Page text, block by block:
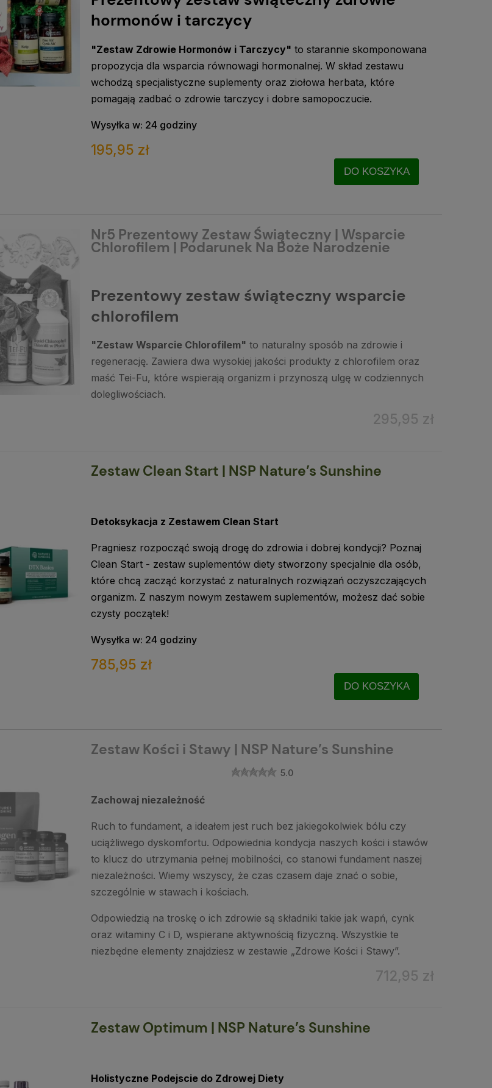
hormonów i tarczycy
"Zestaw Zdrowie Hormonów i Tarczycy" to starannie skomponowana
propozycja dla wsparcia równowagi hormonalnej. W skład zestawu
wchodzą specjalistyczne suplementy oraz ziołowa herbata, które
pomagają zadbać o zdrowie tarczycy i dobre samopoczucie.
Wysyłka w: 24 godziny
195,95 zł
DO KOSZYKA
Nr5 Prezentowy Zestaw Świąteczny | Wsparcie
Chlorofilem | Podarunek Na Boże Narodzenie
Prezentowy zestaw świąteczny wsparcie
chlorofilem
"Zestaw Wsparcie Chlorofilem" to naturalny sposób na zdrowie i
regenerację. Zawiera dwa wysokiej jakości produkty z chlorofilem oraz
maść Tei-Fu, które wspierają organizm i przynoszą ulgę w codziennych
dolegliwościach.
295,95 zł
Zestaw Clean Start | NSP Nature’s Sunshine
Detoksykacja z Zestawem Clean Start
Pragniesz rozpocząć swoją drogę do zdrowia i dobrej kondycji? Poznaj
Clean Start - zestaw suplementów diety stworzony specjalnie dla osób,
które chcą zacząć korzystać z naturalnych rozwiązań oczyszczających
organizm. Z naszym nowym zestawem suplementów, możesz dać sobie
czysty początek!
Wysyłka w: 24 godziny
785,95 zł
DO KOSZYKA
Zestaw Kości i Stawy | NSP Nature’s Sunshine
5.0
Zachowaj niezależność
Ruch to fundament, a ideałem jest ruch bez jakiegokolwiek bólu czy
uciążliwego dyskomfortu. Odpowiednia kondycja naszych kości i stawów
to klucz do utrzymania pełnej mobilności, co stanowi fundament naszej
niezależności. Wiemy wszyscy, że czas czasem daje znać o sobie,
szczególnie w stawach i kościach.
Odpowiedzią na troskę o ich zdrowie są składniki takie jak wapń, cynk
oraz witaminy C i D, wspierane aktywnością fizyczną. Wszystkie te
niezbędne elementy znajdziesz w zestawie „Zdrowe Kości i Stawy”.
712,95 zł
Zestaw Optimum | NSP Nature’s Sunshine
Holistyczne Podejscie do Zdrowej Diety